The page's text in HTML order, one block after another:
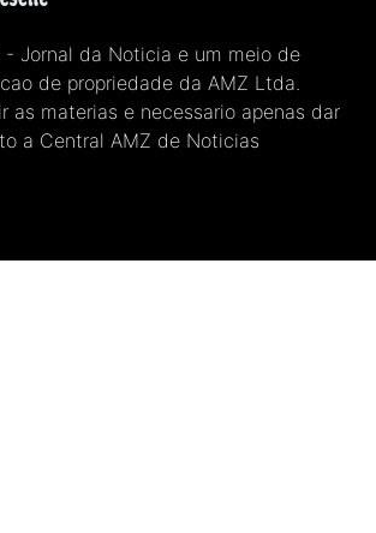
- Jornal da Noticia e um meio de
de propriedade da AMZ Ltda.
as materias e necessario apenas dar
a Central AMZ de Noticias